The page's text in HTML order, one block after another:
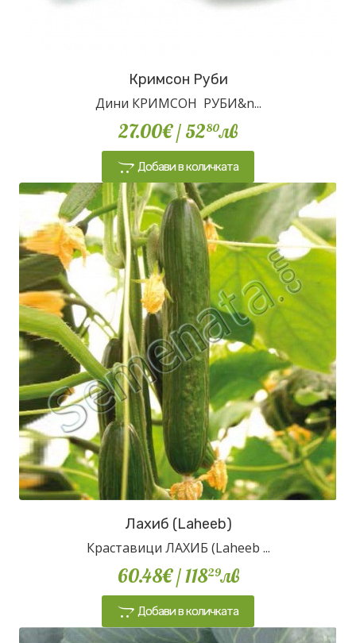
Кримсон Руби
Дини КРИМСОН РУБИ&n...
27.00€/ 5280лв
Добави в количката
Лахиб (Laheeb)
Краставици ЛАХИБ (Laheeb ...
60.48€/ 11829лв
Добави в количката